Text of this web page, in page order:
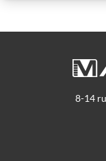
8-14